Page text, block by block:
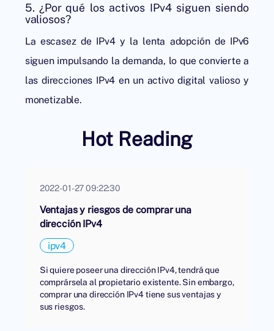
5. ¿Por qué los activos IPv4 siguen siendo
valiosos?
La escasez de IPv4 y la lenta adopción de IPv6
siguen impulsando la demanda, lo que convierte a
las direcciones IPv4 en un activo digital valioso y
monetizable.
Hot Reading
2022-01-27 09:22:30
Ventajas y riesgos de comprar una
dirección IPv4
ipv4
Si quiere poseer una dirección IPv4, tendrá que
comprársela al propietario existente. Sin embargo,
comprar una dirección IPv4 tiene sus ventajas y
sus riesgos.